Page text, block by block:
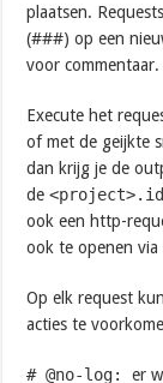
plaatsen.
(###) op een
voor commentaar.
Execute het
of met de geijkte
dan krijg je de
de
ook een http-
ook te openen via
Op elk request
acties te
# @no-log:er